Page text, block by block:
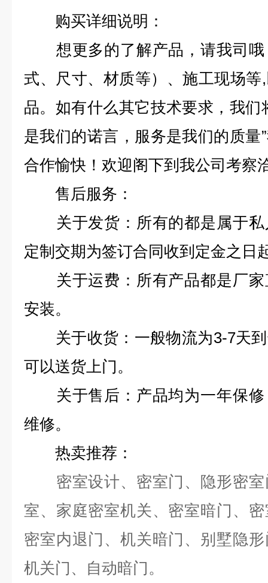
购买详细说明：
想更多的了解产品，请我司哦
式、尺寸、材质等）、施工现场
品。如有什么其它技术要求，我们
是我们的诺言，服务是我们的质量
合作愉快！欢迎阁下到我公司考察
售后服务：
关于发货：所有的都是属于私
定制交期为签订合同收到定金之日
关于运费：所有产品都是厂家
安装。
关于收货：一般物流为3-7天到
可以送货上门。
关于售后：产品均为一年保修
维修。
热卖推荐：
密室设计、密室门、隐形密室
室、家庭密室机关、密室暗门、
密室内退门、机关暗门、别墅隐
机关门、自动暗门。